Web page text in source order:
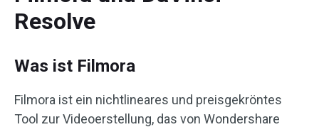
Resolve
Was ist Filmora
Filmora ist ein nichtlineares und preisgekröntes
Tool zur Videoerstellung, das von Wondershare